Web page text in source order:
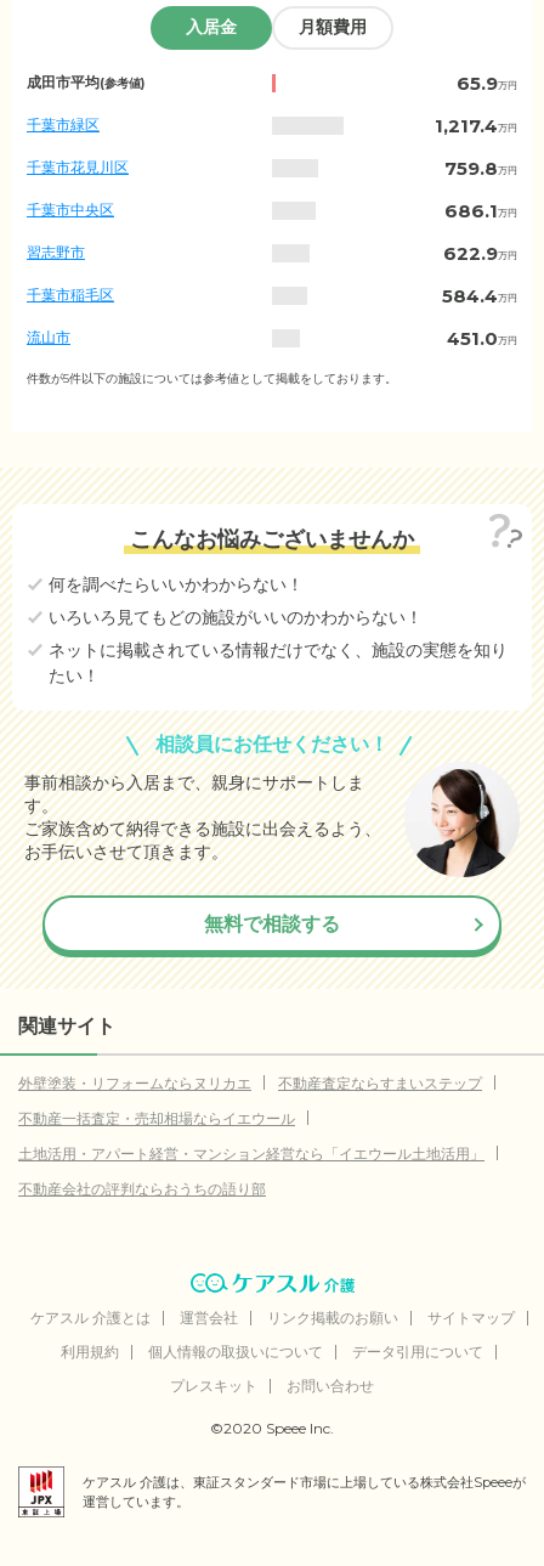
入居金 月額費用
千
葉
県
の
入
居
金
相
場
区
村
成田市平均(参考値) 65.9万円
千葉市緑区 1,217.4万円
千葉市花見川区 759.8万円
千葉市中央区 686.1万円
習志野市 622.9万円
千葉市稲毛区 584.4万円
流山市 451.0万円
柏市
187.5
市川市 171.2
134.7
千葉市若葉区(参考値)
銚子市(参考値)
館山市(参考値) 9.9万円
木更津市(参考値) 422.5万円
野田市(参考値) 256.9
茂原市(参考値) 9.0万円
市原市(参考値) 18.2万円
八千代市 906.2万円
我孫子市(参考値) 492.0万円
鴨川市(参考値)
鎌ケ谷市(参考値) 269.4
浦安市(参考値) 2,007.4
四街道市(参考値)
白井市 (参考値) 358.4 万円
山武市(参考値) 324.0
データなし
旭市 データなし
件数が5件以下の施設については参考値として掲載をしております。
こんなお悩みございませんか
何を調べたらいいかわからない！
いろいろ見てもどの施設がいいのかわからない！
ネットに掲載されている情報だけでなく、施設の実態を知り
たい！
相談員にお任せください！
事前相談から入居まで、親身にサポートしま
す。
ご家族含めて納得できる施設に出会えるよう、
お手伝いさせて頂きます。
無料で相談する
関連サイト
外壁塗装・リフォームならヌリカエ
不動産査定ならすまいステップ
不動産一括査定・売却相場ならイエウール
土地活用・アパート経営・マンション経営なら「イエウール土地活用」
不動産会社の評判ならおうちの語り部
ケアスル 介護とは 運営会社 リンク掲載のお願い
サイトマップ
利用規約
個人情報の取扱いについて
データ引用について
プレスキット
お問い合わせ
©2020 Speee Inc.
ケアスル 介護は、東証スタンダード市場に上場している株式会社Speeeが
運営しています。